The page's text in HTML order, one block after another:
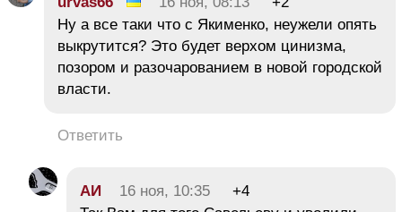
Ну а все таки что с Якименко, неужели опять
выкрутится? Это будет верхом цинизма,
позором и разочарованием в новой городской
власти.
Ответить
АИ 16 ноя, 10:35
+4